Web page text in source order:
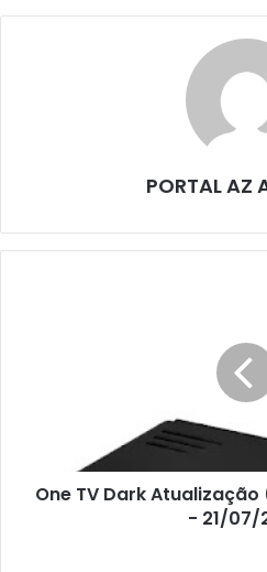
PORTAL AZ
One TV Dark Atualização
- 21/07/